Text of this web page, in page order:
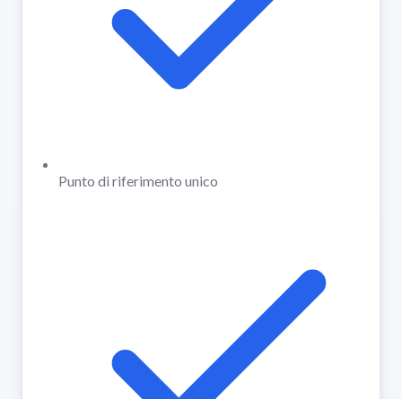
Punto di riferimento unico